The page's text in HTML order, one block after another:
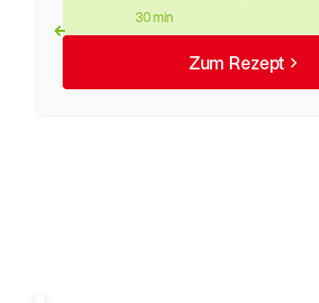
30 min
Zum Rezept